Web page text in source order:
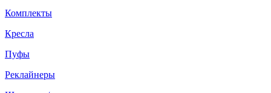
Комплекты
Кресла
Пуфы
Реклайнеры